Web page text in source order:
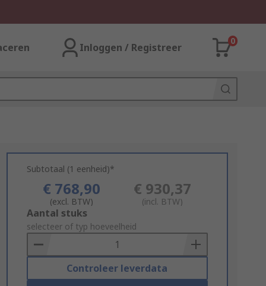
Inloggen / Registreer
0
Subtotaal (1 eenheid)*
€ 768,90
(excl. BTW)
€ 930,37
(incl. BTW)
Add
to
Basket
Aantal stuks
selecteer of typ hoeveelheid
Controleer leverdata